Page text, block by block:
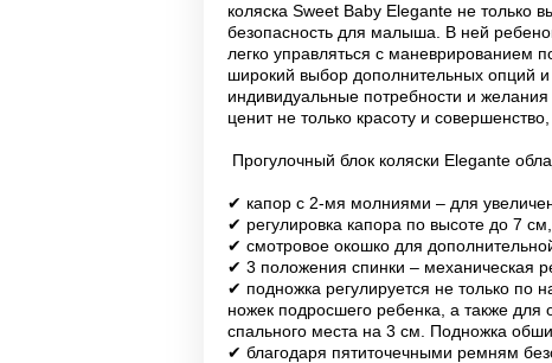
коляска Sweet Baby Elegante не только
безопасность для малыша. В ней
легко управляться с маневрированием
широкий выбор дополнительных опций и
индивидуальные потребности и
ценит не только красоту и
Прогулочный блок коляски Elegante
✔ капор с 2-мя молниями – для
✔ регулировка капора по высоте до 7
✔ смотровое окошко для
✔ 3 положения спинки – механическая
✔ подножка регулируется не только по
ножек подросшего ребенка, а также
спального места на 3 см. Подножка
✔ благодаря пятиточечными ремням